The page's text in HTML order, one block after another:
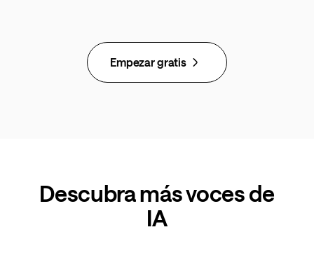
Empezar gratis
Descubra más voces de
IA